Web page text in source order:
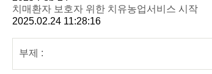
치매환자 보호자 위한 치유농업서비스 시작
2025.02.24 11:28:16
부제 :